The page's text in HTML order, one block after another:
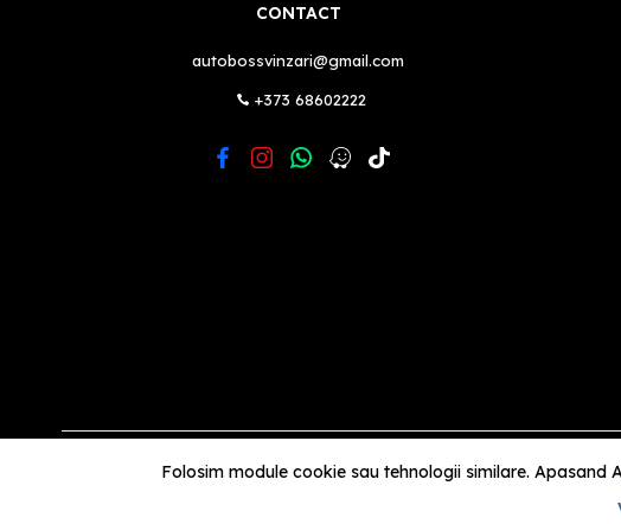
CONTACT
autobossvinzari@gmail.com
+373 68602222
Folosim module cookie sau tehnologii similare.